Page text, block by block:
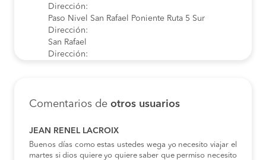
Dirección:
Paso Nivel San Rafael Poniente Ruta 5 Sur
Dirección:
San Rafael
Dirección:
Comentarios de otros usuarios
JEAN RENEL LACROIX
Buenos días como estas ustedes wega yo necesito viajar el
martes si dios quiere yo quiere saber que permiso necesito